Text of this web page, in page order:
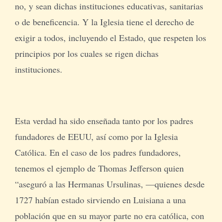
no, y sean dichas instituciones educativas, sanitarias
o de beneficencia. Y la Iglesia tiene el derecho de
exigir a todos, incluyendo el Estado, que respeten los
principios por los cuales se rigen dichas
instituciones.
Esta verdad ha sido enseñada tanto por los padres
fundadores de EEUU, así como por la Iglesia
Católica. En el caso de los padres fundadores,
tenemos el ejemplo de Thomas Jefferson quien
“aseguró a las Hermanas Ursulinas, —quienes desde
1727 habían estado sirviendo en Luisiana a una
población que en su mayor parte no era católica, con